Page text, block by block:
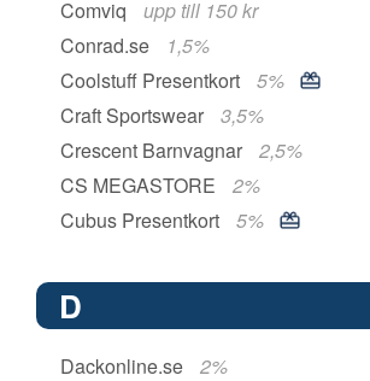
Comviq
upp till 150 kr
Conrad.se
1,5%
Coolstuff Presentkort
5%
Craft Sportswear
3,5%
Crescent Barnvagnar
2,5%
CS MEGASTORE
2%
Cubus Presentkort
5%
D
Dackonline.se
2%